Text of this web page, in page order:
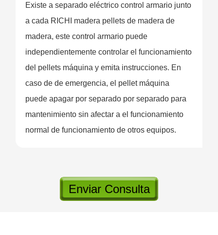
Existe a separado eléctrico control armario junto
a cada RICHI madera pellets de madera de
madera, este control armario puede
independientemente controlar el funcionamiento
del pellets máquina y emita instrucciones. En
caso de de emergencia, el pellet máquina
puede apagar por separado por separado para
mantenimiento sin afectar a el funcionamiento
normal de funcionamiento de otros equipos.
Enviar Consulta